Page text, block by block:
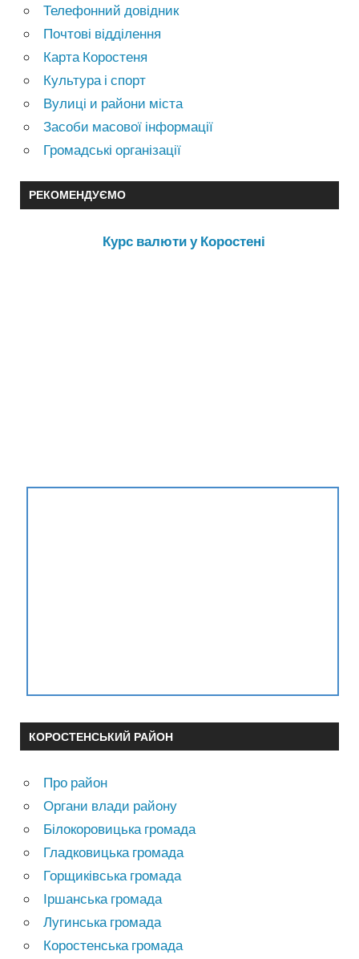
Телефонний довідник
Почтові відділення
Карта Коростеня
Культура і спорт
Вулиці и райони міста
Засоби масової інформації
Громадські організації
РЕКОМЕНДУЄМО
Курс валюти у Коростені
КОРОСТЕНСЬКИЙ РАЙОН
Про район
Органи влади району
Білокоровицька громада
Гладковицька громада
Горщиківська громада
Іршанська громада
Лугинська громада
Коростенська громада